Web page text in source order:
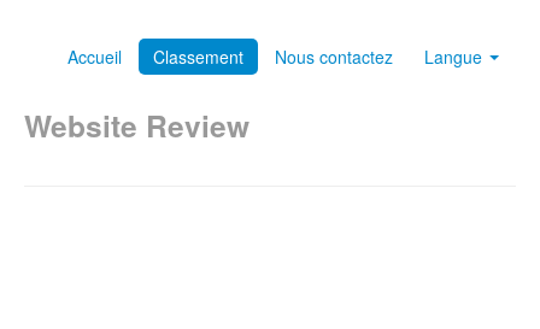
Accueil Classement Nous contactez Langue
Website Review